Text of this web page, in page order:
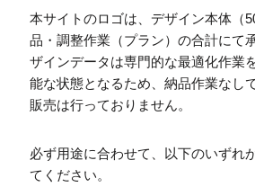
本サイトのロゴは、デザイン本体（
品・調整作業（プラン）の合計にて
ザインデータは専門的な最適化作業
能な状態となるため、納品作業なし
販売は行っておりません。
必ず用途に合わせて、以下のいずれ
てください。